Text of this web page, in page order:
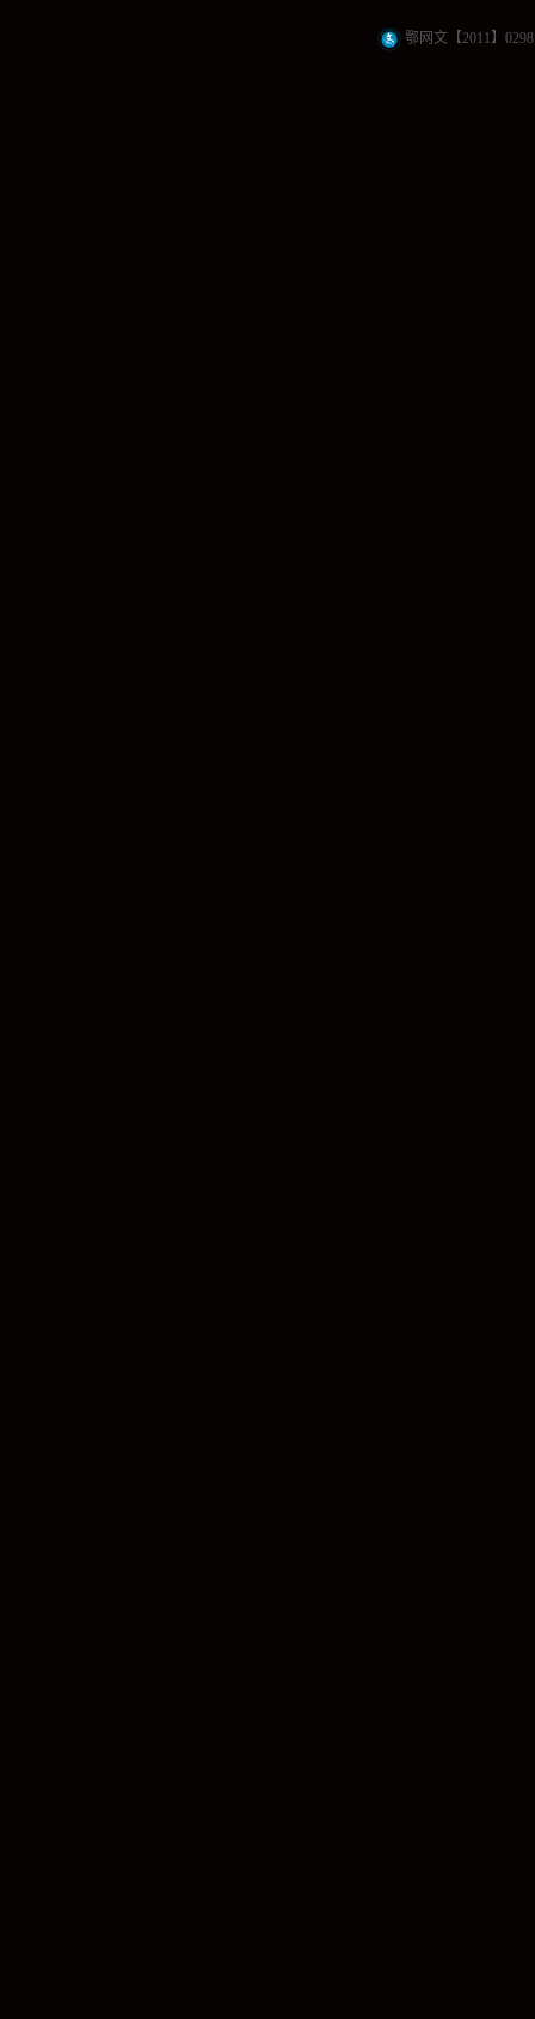
鄂网文【2011】